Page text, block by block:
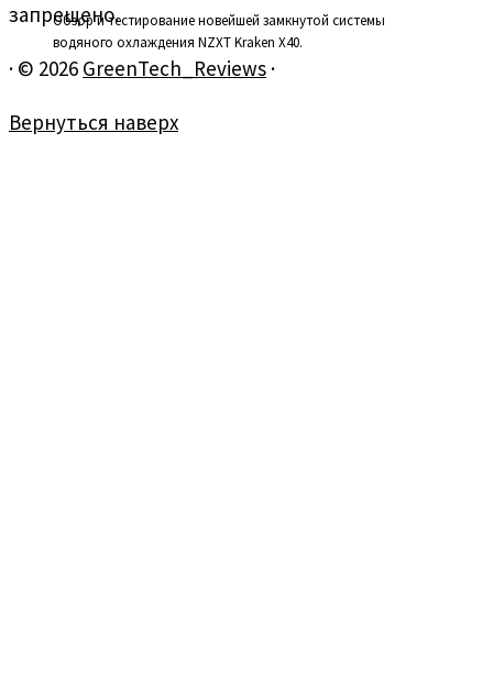
Обзор и тестирование новейшей замкнутой системы
водяного охлаждения NZXT Kraken X40.
запрещено.
· © 2026 GreenTech_Reviews ·
Вернуться наверх